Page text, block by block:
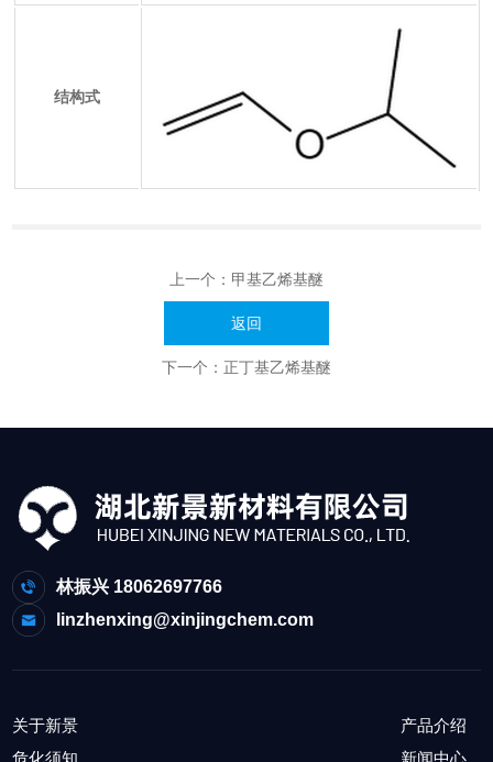
结构式
上一个： 甲基乙烯基醚
返回
下一个： 正丁基乙烯基醚
林振兴 18062697766
linzhenxing@xinjingchem.com
关于新景
产品介绍
危化须知
新闻中心